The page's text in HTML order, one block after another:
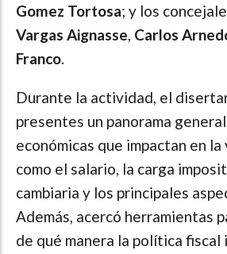
Gomez Tortosa; y los
Vargas Aignasse, Carlos
Franco.
Durante la actividad, el
presentes un panorama
económicas que impactan en
como el salario, la carga
cambiaria y los principales
Además, acercó herramientas
de qué manera la política fiscal